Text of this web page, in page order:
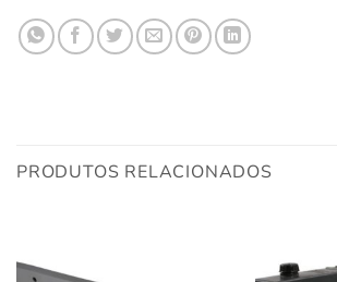
PRODUTOS RELACIONADOS